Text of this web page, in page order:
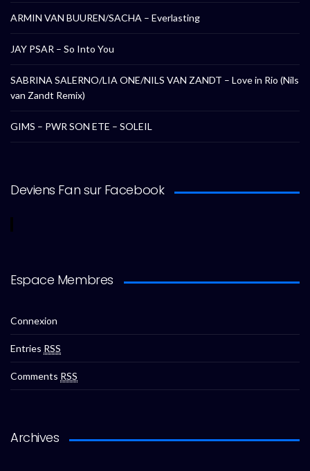
ARMIN VAN BUUREN/SACHA – Everlasting
JAY PSAR – So Into You
SABRINA SALERNO/LIA ONE/NILS VAN ZANDT – Love in Rio (Nils
van Zandt Remix)
GIMS – PWR SON ETE – SOLEIL
Deviens Fan sur Facebook
Espace Membres
Connexion
Entries RSS
Comments RSS
Archives